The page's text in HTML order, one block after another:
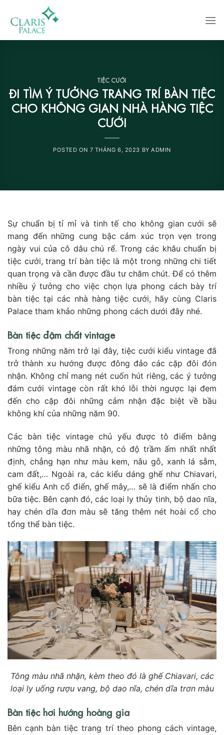
content
TIỆC CƯỚI
ĐI TÌM Ý TƯỞNG TRANG TRÍ BÀN TIỆC
CHO KHÔNG GIAN NHÀ HÀNG TIỆC
CƯỚI
POSTED ON 7 THÁNG 6, 2023 BYADMIN
Sự chuẩn bị tỉ mỉ và tinh tế cho không gian cưới sẽ
mang đến những cung bậc cảm xúc trọn vẹn trong
ngày vui của cô dâu chú rể. Trong các khâu chuẩn bị
tiệc cưới, trang trí bàn tiệc là một trong những chi tiết
quan trọng và cần được đầu tư chăm chút. Để có thêm
nhiều ý tưởng cho việc chọn lựa phong cách bày trí
bàn tiệc tại các nhà hàng tiệc cưới, hãy cùng Claris
Palace tham khảo những phong cách dưới đây nhé.
Bàn tiệc đậm chất vintage
Trong những năm trở lại đây, tiệc cưới kiểu vintage đã
trở thành xu hướng được đông đảo các cặp đôi đón
nhận. Không chỉ mang nét cuốn hút riêng, các ý tưởng
đám cưới vintage còn rất khó lỗi thời ngược lại đem
đến cho cặp đôi những cảm nhận đặc biệt về bầu
không khí của những năm 90.
Các bàn tiệc vintage chủ yếu được tô điểm bằng
những tông màu nhã nhặn, có độ trầm ấm nhất nhất
định, chẳng hạn như màu kem, nâu gỗ, xanh lá sẫm,
cam đất,… Ngoài ra, các kiểu dáng ghế như Chiavari,
ghế kiểu Anh cổ điển, ghế mây,… sẽ là điểm nhấn cho
bữa tiệc. Bên cạnh đó, các loại ly thủy tinh, bộ dao nĩa,
hay chén dĩa đơn màu sẽ tăng thêm nét hoài cổ cho
tổng thể bàn tiệc.
Tông màu nhã nhặn, kèm theo đó là ghế Chiavari, các
loại ly uống rượu vang, bộ dao nĩa, chén dĩa trơn màu
Bàn tiệc hơi hướng hoàng gia
Bên cạnh bàn tiệc trang trí theo phong cách vintage,